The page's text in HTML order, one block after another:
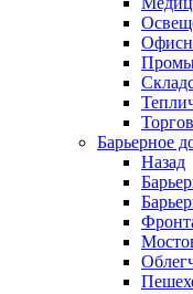
Барьерное
Назад